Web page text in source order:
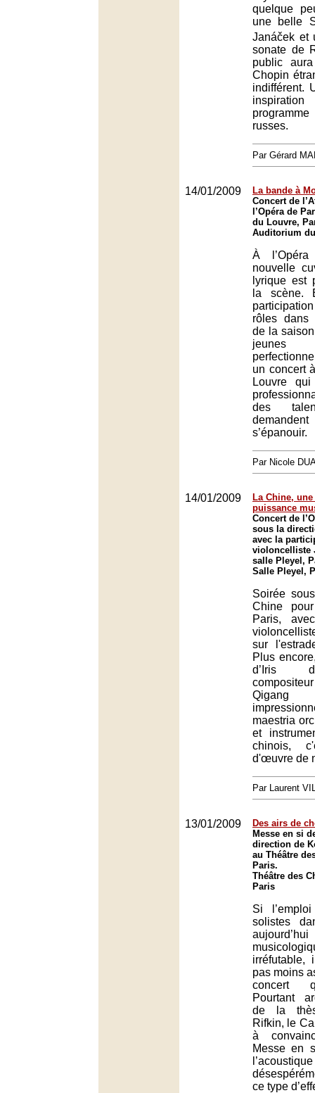
quelque
une belle
Janáček et
sonate de
public
Chopin
indifférent.
russes.
Par Gérard
14/01/2009
La bande à
Concert de
l’Opéra de
du Louvre,
Auditorium
À
nouvelle
lyrique est
la scène.
rôles dans
de la
jeunes
un concert
Louvre
des
s’épanouir.
Par Nicole
14/01/2009
La Chine,
puissance
Concert de
sous la
avec la
violoncelliste
salle Pleyel,
Salle Pleyel,
Soirée
Chine
Paris,
sur
Plus
d’Iris
maestria
et
chinois,
d'œuvre de
Par Laurent
13/01/2009
Des airs de
Messe en si
direction de
au Théâtre
Paris.
Théâtre des
Paris
Si
solistes
aujourd’hui
irréfutable,
pas moins
concert
Pourtant
de la
Rifkin, le
à
Messe en
ce type